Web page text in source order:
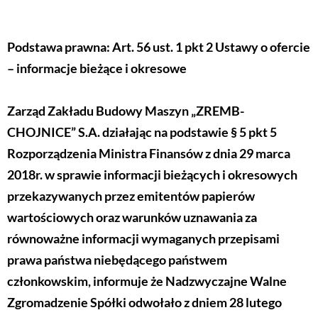
Podstawa prawna: Art. 56 ust. 1 pkt 2 Ustawy o ofercie
– informacje bieżące i okresowe
Zarząd Zakładu Budowy Maszyn „ZREMB-
CHOJNICE” S.A. działając na podstawie § 5 pkt 5
Rozporządzenia Ministra Finansów z dnia 29 marca
2018r. w sprawie informacji bieżących i okresowych
przekazywanych przez emitentów papierów
wartościowych oraz warunków uznawania za
równoważne informacji wymaganych przepisami
prawa państwa niebędącego państwem
członkowskim, informuje że Nadzwyczajne Walne
Zgromadzenie Spółki odwołało z dniem 28 lutego